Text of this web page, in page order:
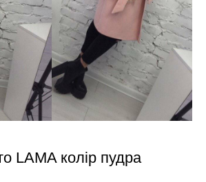
LAMA колір пудра